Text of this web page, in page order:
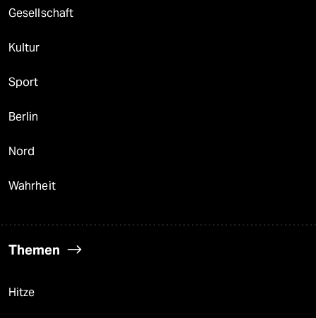
Gesellschaft
Kultur
Sport
Berlin
Nord
Wahrheit
Themen
Hitze